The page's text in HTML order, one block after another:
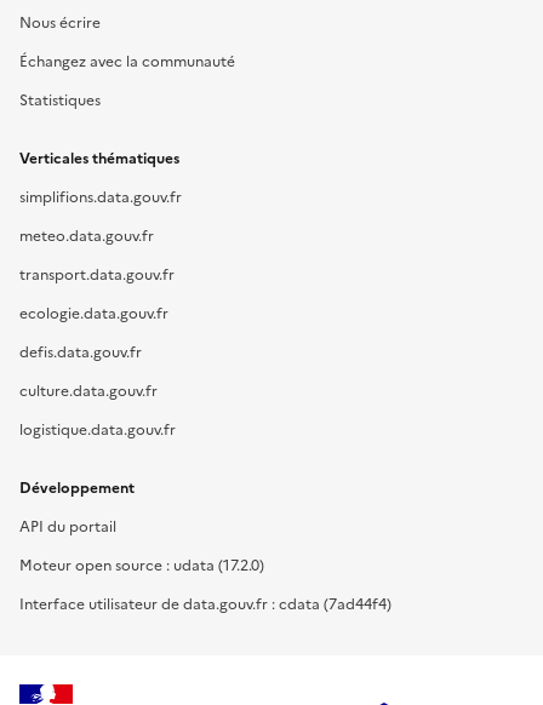
Nous écrire
Échangez avec la communauté
Statistiques
Verticales thématiques
simplifions.data.gouv.fr
meteo.data.gouv.fr
transport.data.gouv.fr
ecologie.data.gouv.fr
defis.data.gouv.fr
culture.data.gouv.fr
logistique.data.gouv.fr
Développement
API du portail
Moteur open source : udata (17.2.0)
Interface utilisateur de data.gouv.fr : cdata (7ad44f4)